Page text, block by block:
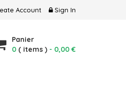
Account Sign In
Panier
0 ( items ) - 0,00 €